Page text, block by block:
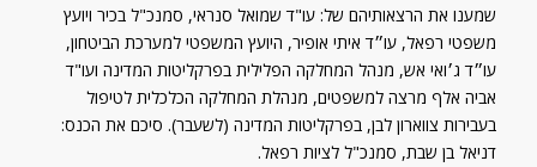
שמענו את הרצאותיהם של: עו"ד שמואל סנראי, סמנכ"ל בכיר ויועץ
משפטי רפאל, עו״ד איתי אופיר, היועץ המשפטי למערכת הביטחון,
עו״ד ג׳ואי אש, מנהל המחלקה הפלילית בפרקליטות המדינה ועו"ד
אביה אלף מרצה למשפטים, מנהלת המחלקה הכלכלית לטיפול
בעבירות צווארון לבן, בפרקליטות המדינה (לשעבר). סיכם את הכנס:
דניאל בן שבת, סמנכ"ל לציות רפאל.